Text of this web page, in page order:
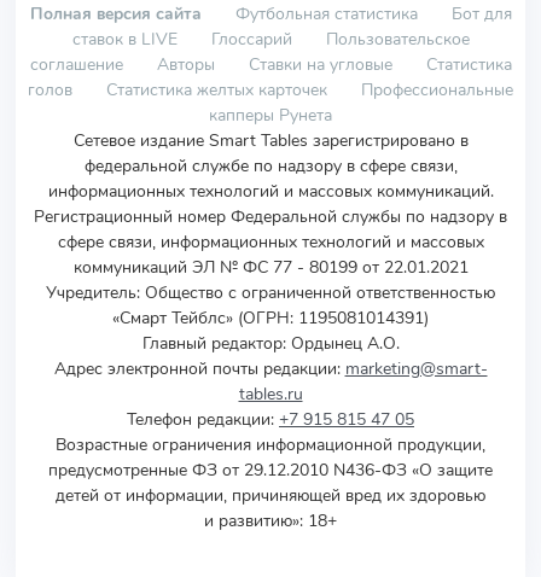
Полная версия сайта Футбольная статистика
Бот для
ставок в LIVE
Глоссарий
Пользовательское
соглашение
Авторы Ставки на угловые
Статистика
голов
Статистика желтых карточек
Профессиональные
капперы Рунета
Сетевое издание Smart Tables зарегистрировано в
федеральной службе по надзору в сфере связи,
информационных технологий и массовых коммуникаций.
Регистрационный номер Федеральной службы по надзору в
сфере связи, информационных технологий и массовых
коммуникаций ЭЛ № ФС 77 - 80199 от 22.01.2021
Учредитель: Общество с ограниченной ответственностью
«Смарт Тейблс» (ОГРН: 1195081014391)
Главный редактор: Ордынец А.О.
Адрес электронной почты редакции: marketing@smart-
tables.ru
Телефон редакции: +7 915 815 47 05
Возрастные ограничения информационной продукции,
предусмотренные ФЗ от 29.12.2010 N436-ФЗ «О защите
детей от информации, причиняющей вред их здоровью
и развитию»: 18+